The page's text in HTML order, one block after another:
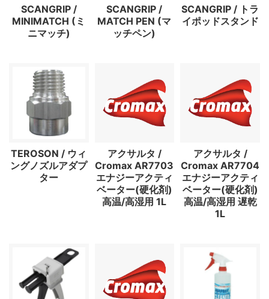
SCANGRIP /
MINIMATCH (ミ
ニマッチ)
SCANGRIP /
MATCH PEN (マ
ッチペン)
SCANGRIP / トラ
イポッドスタンド
TEROSON / ウィ
ングノズルアダプ
ター
アクサルタ /
Cromax AR7703
エナジーアクティ
ベーター(硬化剤)
高温/高湿用 1L
アクサルタ /
Cromax AR7704
エナジーアクティ
ベーター(硬化剤)
高温/高湿用 遅乾
1L